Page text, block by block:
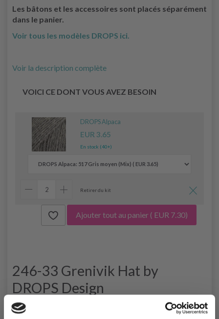
Les bâtons et les accessoires sont placés séparément
dans le panier.
Voir tous les modèles DROPS ici.
Voir la description complète
VOICI CE DONT VOUS AVEZ BESOIN
DROPS Alpaca
EUR 3.65
En stock (40+)
Retirer du kit
Ajouter tout au panier ( EUR 7.30)
246-33 Grenivik Hat by
DROPS Design
DROPS 246-33